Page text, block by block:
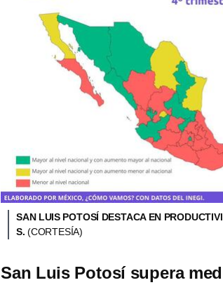
SAN LUIS POTOSÍ DESTACA EN
S. (CORTESÍA)
San Luis Potosí supera